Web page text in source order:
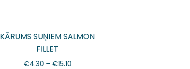
KĀRUMS SUŅIEM SALMON
FILLET
€4.30 – €15.10